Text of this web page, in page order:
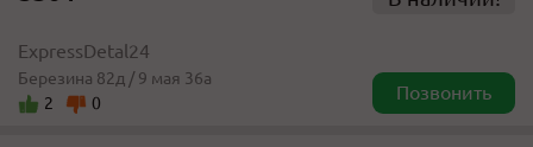
ExpressDetal24
Березина 82д / 9 мая 36а
2
0 Позвонить